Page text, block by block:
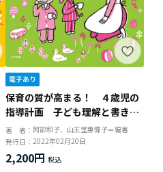
保育の質が高まる！ ４歳児の
指導計画 子ども理解と書き方
のポイント
著 者： 阿部和子、山王堂惠偉子＝編著
発行日： 2022年02月20日
2,200円